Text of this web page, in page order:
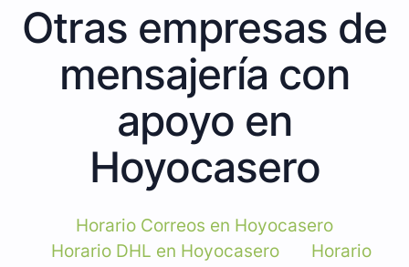
Otras empresas de
mensajería con
apoyo en
Hoyocasero
Horario Correos en Hoyocasero
Horario DHL en Hoyocasero
Horario